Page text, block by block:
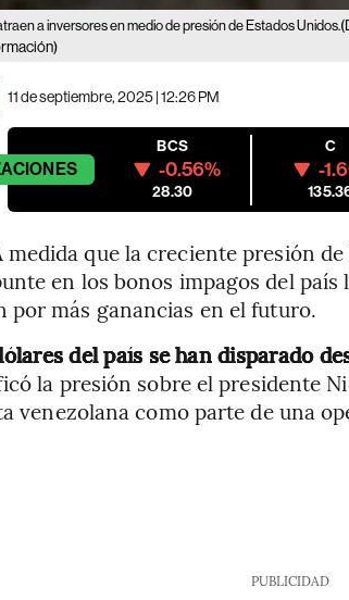
a inversores en medio de presión de Estados Unidos.
11 de septiembre, 2025 | 12:26 PM
BCS
-0.56%
28.30
C
-
que la creciente presión
en los bonos impagos del
por más ganancias en el futuro.
del país se han disparado
la presión sobre el presidente
venezolana como parte de una
PUBLICIDAD